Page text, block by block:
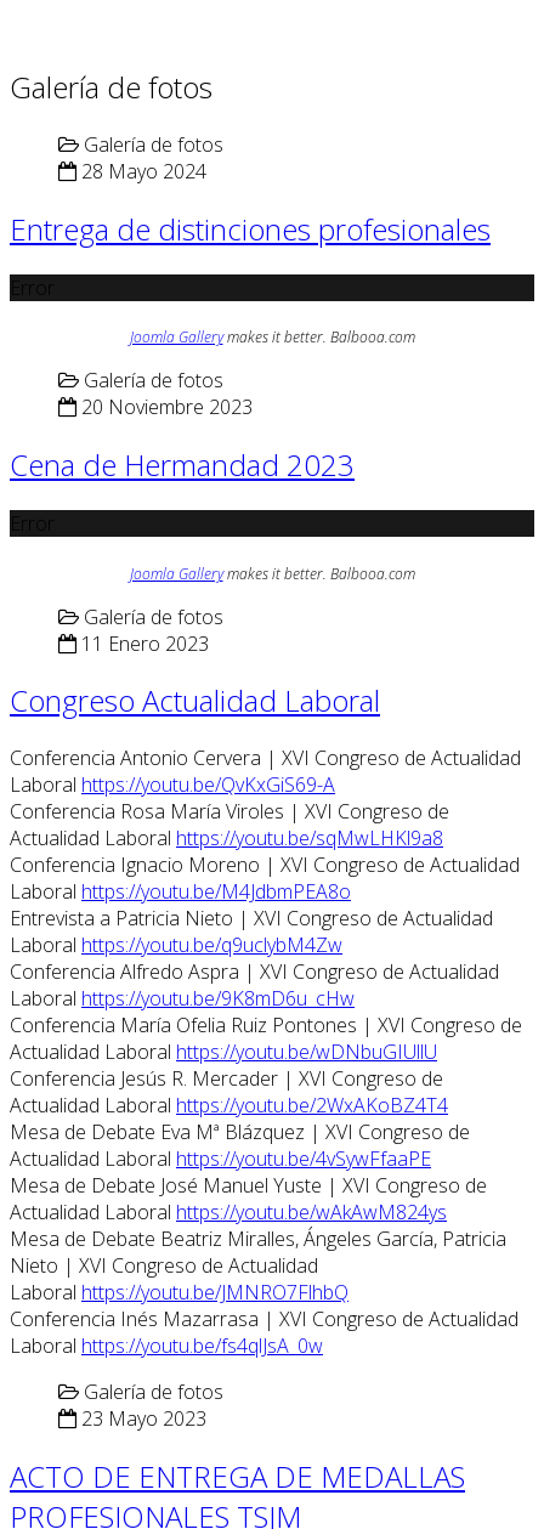
Galería de fotos
Galería de fotos
28 Mayo 2024
Entrega de distinciones profesionales
Joomla Gallerymakes it better. Balbooa.com
Galería de fotos
20 Noviembre 2023
Cena de Hermandad 2023
Joomla Gallerymakes it better. Balbooa.com
Galería de fotos
11 Enero 2023
Congreso Actualidad Laboral
Conferencia Antonio Cervera | XVI Congreso de Actualidad
Laboral https://youtu.be/QvKxGiS69-A
Conferencia Rosa María Viroles | XVI Congreso de
Actualidad Laboral https://youtu.be/sqMwLHKl9a8
Conferencia Ignacio Moreno | XVI Congreso de Actualidad
Laboral https://youtu.be/M4JdbmPEA8o
Entrevista a Patricia Nieto | XVI Congreso de Actualidad
Laboral https://youtu.be/q9uclybM4Zw
Conferencia Alfredo Aspra | XVI Congreso de Actualidad
Laboral https://youtu.be/9K8mD6u_cHw
Conferencia María Ofelia Ruiz Pontones | XVI Congreso de
Actualidad Laboral https://youtu.be/wDNbuGIUllU
Conferencia Jesús R. Mercader | XVI Congreso de
Actualidad Laboral https://youtu.be/2WxAKoBZ4T4
Mesa de Debate Eva Mª Blázquez | XVI Congreso de
Actualidad Laboral https://youtu.be/4vSywFfaaPE
Mesa de Debate José Manuel Yuste | XVI Congreso de
Actualidad Laboral https://youtu.be/wAkAwM824ys
Mesa de Debate Beatriz Miralles, Ángeles García, Patricia
Nieto | XVI Congreso de Actualidad
Laboral https://youtu.be/JMNRO7FlhbQ
Conferencia Inés Mazarrasa | XVI Congreso de Actualidad
Laboral https://youtu.be/fs4qlJsA_0w
Galería de fotos
23 Mayo 2023
ACTO DE ENTREGA DE MEDALLAS
PROFESIONALES TSJM